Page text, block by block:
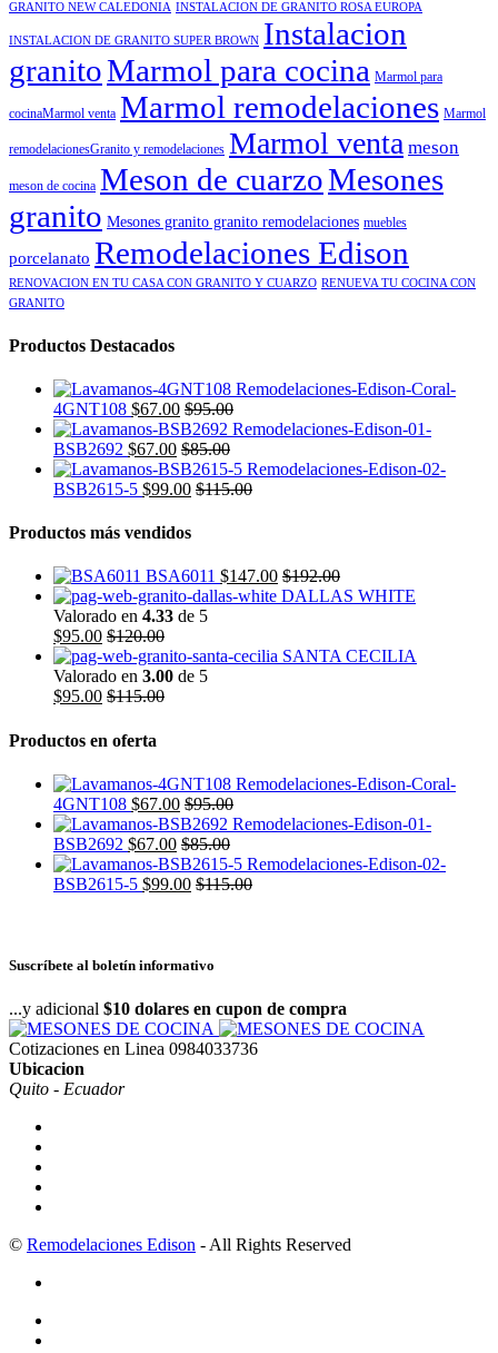
GRANITO NEW CALEDONIA INSTALACION DE GRANITO ROSA EUROPA
INSTALACION DE GRANITO SUPER BROWN Instalacion
granitoMarmol para cocina Marmol para
cocinaMarmol venta Marmol remodelaciones Marmol
remodelacionesGranito y remodelaciones Marmol venta meson
meson de cocina Meson de cuarzoMesones
granito Mesones granito granito remodelaciones muebles
porcelanato Remodelaciones Edison
RENOVACION EN TU CASA CON GRANITO Y CUARZO RENUEVA TU COCINA CON
GRANITO
Productos Destacados
4GNT108 $67.00 $95.00
BSB2692 $67.00 $85.00
BSB2615-5 $99.00 $115.00
Productos más vendidos
BSA6011 $147.00 $192.00
DALLAS WHITE
Valorado en 4.33 de 5
$95.00 $120.00
SANTA CECILIA
Valorado en 3.00 de 5
$95.00 $115.00
Productos en oferta
4GNT108 $67.00 $95.00
BSB2692 $67.00 $85.00
BSB2615-5 $99.00 $115.00
Suscríbete al boletín informativo
...y adicional $10 dolares en cupon de compra
Cotizaciones en Linea 0984033736
Ubicacion
Quito - Ecuador
© Remodelaciones Edison - All Rights Reserved